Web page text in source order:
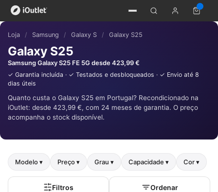
Loja / Samsung / Galaxy S / Galaxy S25
Galaxy S25
Samsung Galaxy S25 FE 5G desde 423,99 €
✓ Garantia incluída · ✓ Testados e desbloqueados · ✓ Envio até 8
dias úteis
Quanto custa o Galaxy S25 em Portugal? Recondicionado na
iOutlet: desde 423,99 €, com 24 meses de garantia. O preço
acompanha o stock disponível.
Modelo ▾ Preço ▾ Grau ▾ Capacidade ▾ Cor ▾
Filtros Ordenar